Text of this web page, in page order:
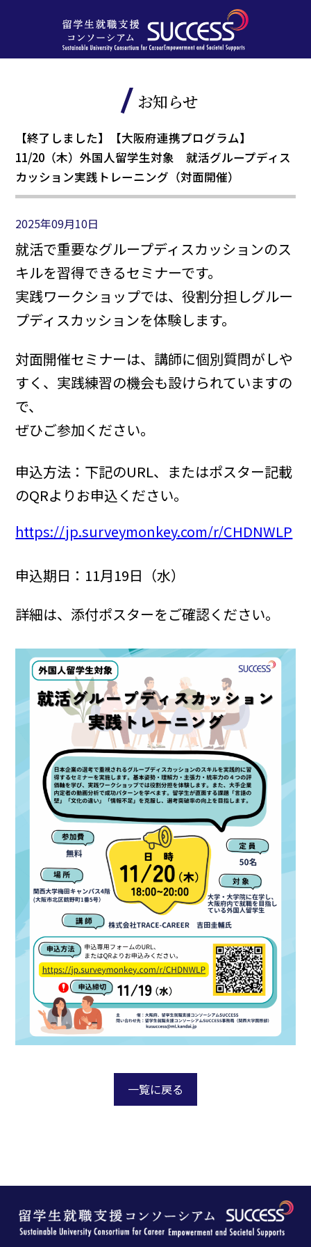
お知らせ
【終了しました】【大阪府連携プログラム】
11/20（木）外国人留学生対象 就活グループディス
カッション実践トレーニング（対面開催）
2025年09月10日
就活で重要なグループディスカッションのス
キルを習得できるセミナーです。
実践ワークショップでは、役割分担しグルー
プディスカッションを体験します。
対面開催セミナーは、講師に個別質問がしや
すく、実践練習の機会も設けられていますの
で、
ぜひご参加ください。
申込方法：下記のURL、またはポスター記載
のQRよりお申込ください。
https://jp.surveymonkey.com/r/CHDNWLP
申込期日：11月19日（水）
詳細は、添付ポスターをご確認ください。
一覧に戻る